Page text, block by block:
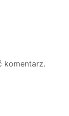
komentarz.